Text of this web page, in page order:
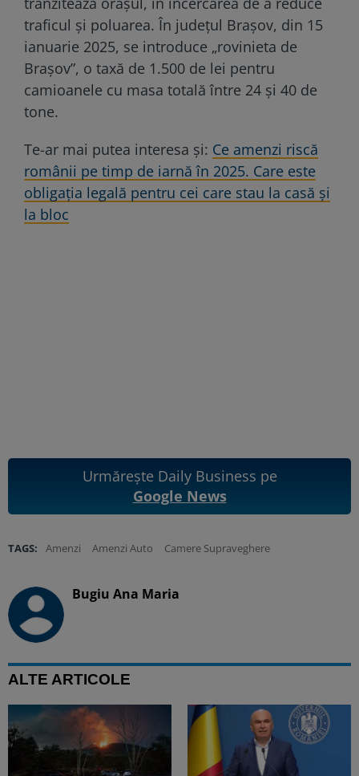
traficul și poluarea. În județul Brașov, din 15
ianuarie 2025, se introduce „rovinieta de
Brașov”, o taxă de 1.500 de lei pentru
camioanele cu masa totală între 24 și 40 de
tone.
Te-ar mai putea interesa și: Ce amenzi riscă
românii pe timp de iarnă în 2025. Care este
obligaţia legală pentru cei care stau la casă şi
la bloc
Urmărește Daily Business pe
Google News
TAGS: Amenzi Amenzi Auto Camere Supraveghere
Bugiu ⁠Ana Maria
ALTE ARTICOLE